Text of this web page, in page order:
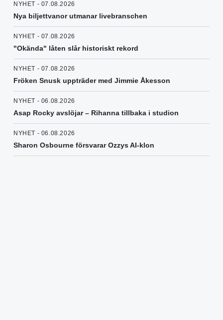
NYHET - 07.08.2026
Nya biljettvanor utmanar livebranschen
NYHET - 07.08.2026
"Okända" låten slår historiskt rekord
NYHET - 07.08.2026
Fröken Snusk uppträder med Jimmie Åkesson
NYHET - 06.08.2026
Asap Rocky avslöjar – Rihanna tillbaka i studion
NYHET - 06.08.2026
Sharon Osbourne försvarar Ozzys AI-klon